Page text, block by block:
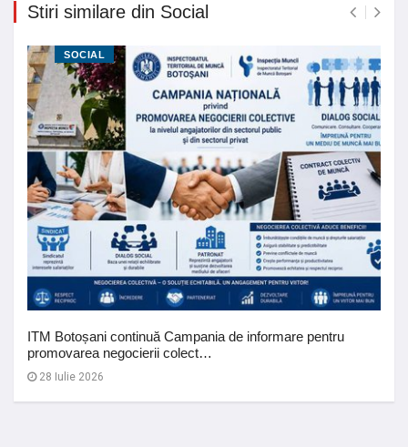
Stiri similare din Social
SOCIAL
ITM Botoșani continuă Campania de informare pentru
promovarea negocierii colect…
28 Iulie 2026